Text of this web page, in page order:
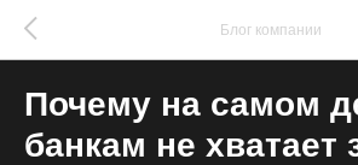
Блог компании
Почему на самом
банкам не хватает